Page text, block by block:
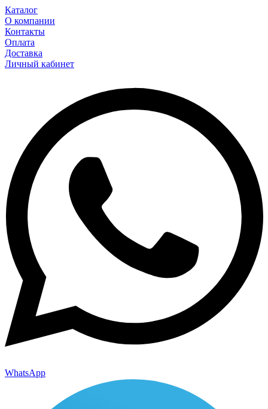
Каталог
О компании
Контакты
Оплата
Доставка
Личный кабинет
WhatsApp